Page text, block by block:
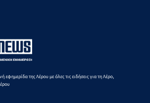
της Λέρου με όλες τις ειδήσεις για τη Λέρο,